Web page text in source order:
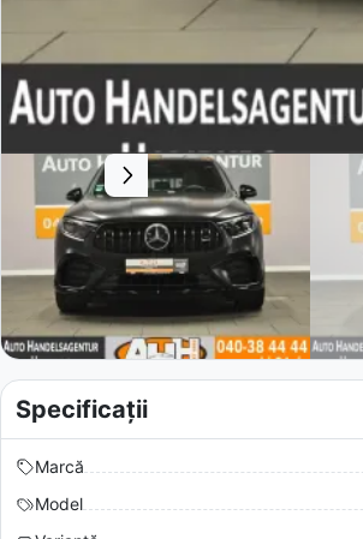
Specificații
Marcă
Model